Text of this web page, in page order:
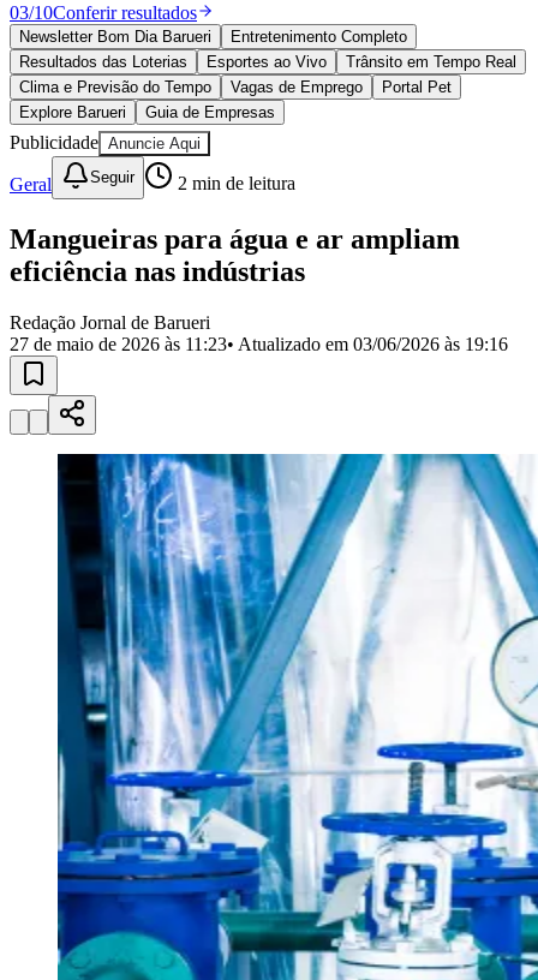
Esportes
Saúde
Segurança
Cultura
Meio Ambiente
Obras
Educação
Bairros de Barueri
Selecione sua região Para notícias da sua região
JubranBelvalBethavilleBoa
VistaCalifórniaCarapicuíbaCentroChácaras MarcoCidades da
Região
Militar
Califórnia Jardim dos Altos
Esperança Jardim Graziela
Mutinga
Jardim ParaísoJardim Paulista Jardim ReginaliceJardim São
Jardim São PedroJardim São SilvestreJardim Silveira
Jardim
Jardim TupanciMutinga Nova AldeinhaOsasco Parque dos
Camargos
Parque ImperialParque Santa Luzia Parque Viana
Pirapora
do Bom Jesus Recanto PhrynéaSantana de
Silveira TamboréVale do SolVila Barros Vila Boa Vista Vila
Vila Engenho NovoVila Márcia
Vila Nossa Sra. da
Vila Porto
Votupoca
Para Sua Empresa
Anuncie no Portal
Guia de Empresas
Divulgar VagasNovo
Publicidade Legal
Negócios Regionais
Turismo
Segurança Regional
Hospitais Estaduais
Parques & Represas
Cidades da Região
Santana de ParnaíbaOsasco CarapicuíbaJandiraItapeviCotiaPirapora
do Bom JesusAraçariguamaCajamarCaieirasFranco da
03/10Conferir resultados
Newsletter Bom Dia Barueri
Entretenimento Completo
Resultados das Loterias
Esportes ao Vivo
Trânsito em Tempo Real
Clima e Previsão do Tempo
Vagas de Emprego
Portal Pet
Explore Barueri
Guia de Empresas
Publicidade Anuncie Aqui
Geral Seguir 2 min de leitura
Mangueiras para água e ar ampliam
eficiência nas indústrias
Redação Jornal de Barueri
27 de maio de 2026 às 11:23• Atualizado em 03/06/2026 às 19:16